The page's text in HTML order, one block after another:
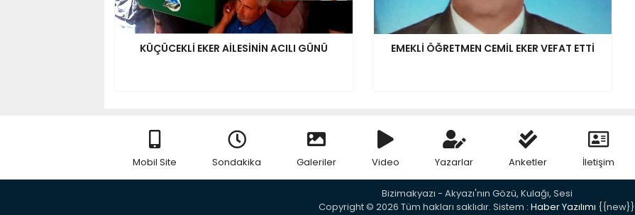
KÜÇÜCEKLİ EKER AİLESİNİN ACILI GÜNÜ EMEKLİ ÖĞRETMEN CEMİL EKER VEFAT ETTİ
Mobil Site Sondakika Galeriler Video Yazarlar Anketler İletişim
Bizimakyazı - Akyazı'nın Gözü, Kulağı, Sesi
Copyright © 2026 Tüm hakları saklıdır. Sistem : Haber Yazılımı {{new}}